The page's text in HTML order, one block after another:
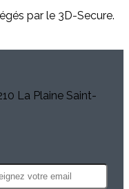
par le 3D-Secure.
La Plaine Saint-